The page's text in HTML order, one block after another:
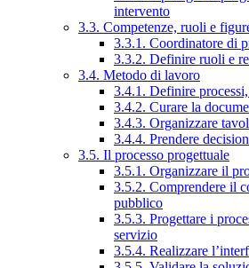
intervento
3.3. Competenze, ruoli e
3.3.1. Coordinatore di
3.3.2. Definire ruoli e
3.4. Metodo di lavoro
3.4.1. Definire
3.4.2. Curare la
3.4.3. Organizzare
3.4.4. Prendere
3.5. Il processo progettuale
3.5.1. Organizzare il
3.5.2. Comprendere il
pubblico
3.5.3. Progettare i
servizio
3.5.4. Realizzare